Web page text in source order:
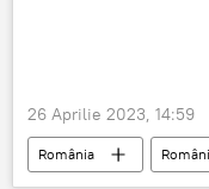
26 Aprilie 2023, 14:59
România